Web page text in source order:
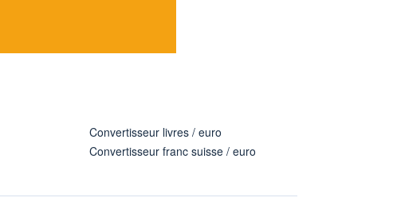
Convertisseur livres / euro
Convertisseur franc suisse / euro